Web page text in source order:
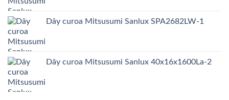
Dây curoa Mitsusumi Sanlux SPA2682LW-1
Dây curoa Mitsusumi Sanlux 40x16x1600La-2